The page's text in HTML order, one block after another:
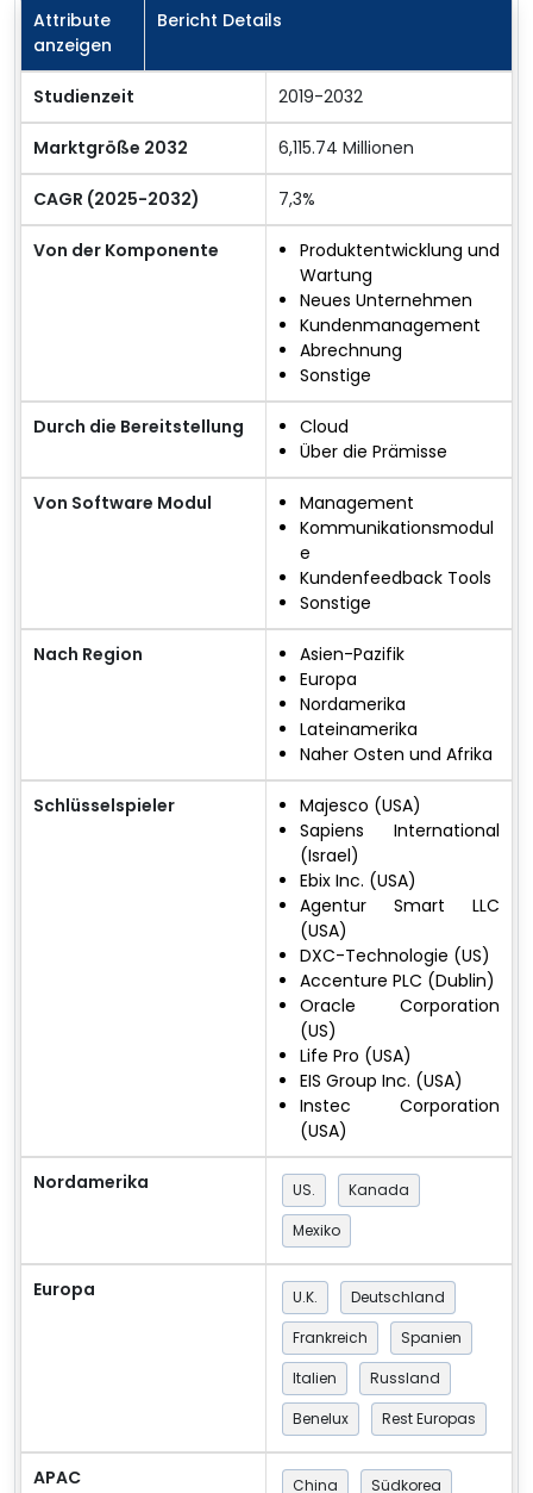
Attribute
anzeigen
Bericht Details
Studienzeit 2019-2032
Marktgröße 2032 6,115.74 Millionen
CAGR (2025-2032) 7,3%
Von der Komponente
Produktentwicklung und
Wartung
Neues Unternehmen
Kundenmanagement
Abrechnung
Sonstige
Durch die Bereitstellung
Cloud
Über die Prämisse
Von Software Modul
Management
Kommunikationsmodul
e
Kundenfeedback Tools
Sonstige
Nach Region
Asien-Pazifik
Europa
Nordamerika
Lateinamerika
Naher Osten und Afrika
Schlüsselspieler
Majesco (USA)
Sapiens International
(Israel)
Ebix Inc. (USA)
Agentur Smart LLC
(USA)
DXC-Technologie (US)
Accenture PLC (Dublin)
Oracle Corporation
(US)
Life Pro (USA)
EIS Group Inc. (USA)
Instec Corporation
(USA)
Nordamerika US.
Kanada
Mexiko
Europa U.K.
Deutschland
Frankreich
Spanien
Italien
Russland
Benelux
Rest Europas
APAC China Südkorea